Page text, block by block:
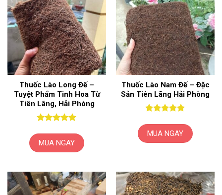
Thuốc Lào Long Đế –
Tuyệt Phẩm Tinh Hoa Từ
Tiên Lãng, Hải Phòng
sao
MUA NGAY
Thuốc Lào Nam Đế – Đặc
Sản Tiên Lãng Hải Phòng
sao
MUA NGAY